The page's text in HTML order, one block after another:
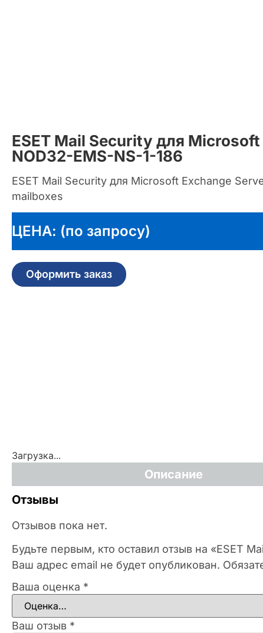
ESET Mail Security для
NOD32-EMS-NS-1-186
ESET Mail Security для Microsoft Exchange
mailboxes
ЦЕНА: (по запросу)
Оформить заказ
Загрузка...
Описание
Отзывы
Отзывов пока нет.
Будьте первым, кто оставил отзыв на «ESET
Ваш адрес email не будет опубликован.
Ваша оценка *
Ваш отзыв *